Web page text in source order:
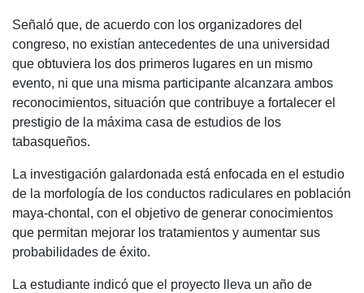
Señaló que, de acuerdo con los organizadores del
congreso, no existían antecedentes de una universidad
que obtuviera los dos primeros lugares en un mismo
evento, ni que una misma participante alcanzara ambos
reconocimientos, situación que contribuye a fortalecer el
prestigio de la máxima casa de estudios de los
tabasqueños.
La investigación galardonada está enfocada en el estudio
de la morfología de los conductos radiculares en población
maya-chontal, con el objetivo de generar conocimientos
que permitan mejorar los tratamientos y aumentar sus
probabilidades de éxito.
La estudiante indicó que el proyecto lleva un año de